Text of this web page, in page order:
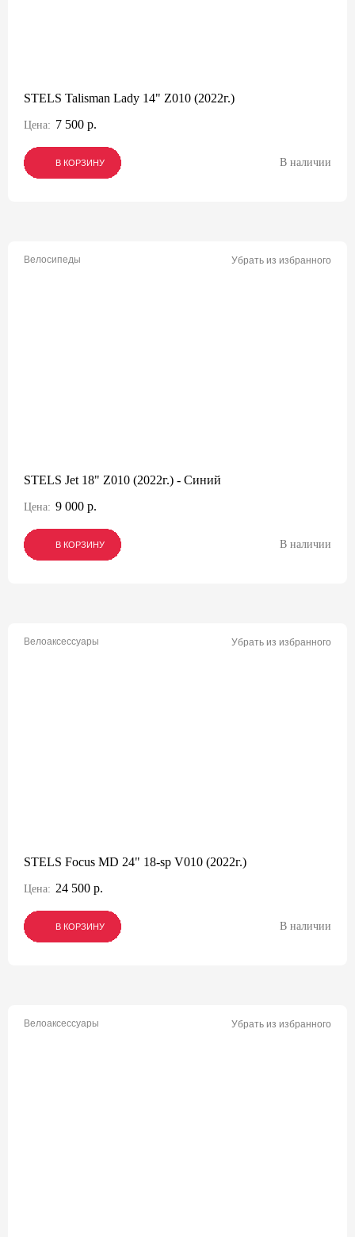
STELS Talisman Lady 14" Z010 (2022г.)
Цена: 7 500 р.
В КОРЗИНУ
В КОРЗИНУ
В КОРЗИНУ В наличии
Велосипеды Убрать из избранного
STELS Jet 18" Z010 (2022г.) - Синий
Цена: 9 000 р.
В КОРЗИНУ
В КОРЗИНУ
В КОРЗИНУ В наличии
Велоаксессуары Убрать из избранного
STELS Focus MD 24" 18-sp V010 (2022г.)
Цена: 24 500 р.
В КОРЗИНУ
В КОРЗИНУ
В КОРЗИНУ В наличии
Велоаксессуары Убрать из избранного